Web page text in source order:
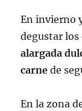
En invierno
degustar los
alargada
carne de
En la zona